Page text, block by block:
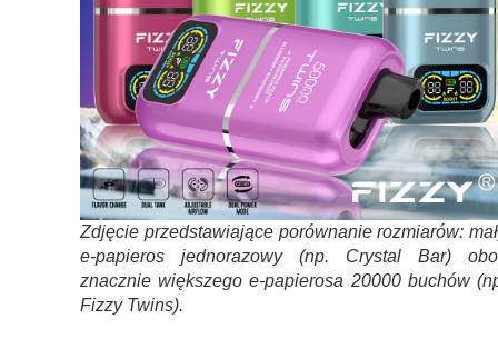
Zdjęcie przedstawiające porównanie rozmiarów:
e-papieros jednorazowy (np. Crystal Bar)
znacznie większego e-papierosa 20000 buchów
Fizzy Twins).